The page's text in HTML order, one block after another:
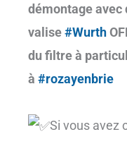
démontage avec
valise#Wurth
du filtre à
à #rozayenbrie
Si vous avez